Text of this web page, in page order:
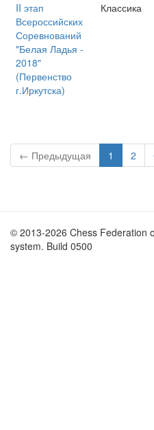
II этап
Всероссийских
Соревнований
"Белая Ладья -
2018"
(Первенство
г.Иркутска)
Классика
← Предыдущая 1 2
© 2013-2026 Chess Federation
system. Build 0500